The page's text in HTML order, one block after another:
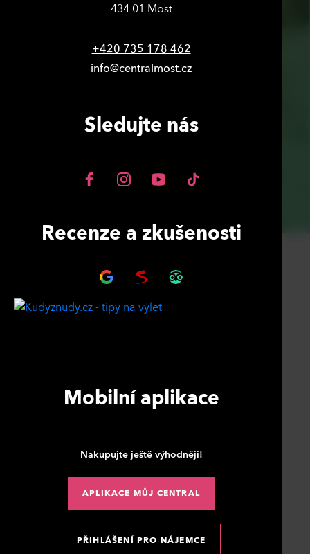
434 01 Most
+420 735 178 462
info@centralmost.cz
Sledujte nás
Recenze a zkušenosti
Mobilní aplikace
Nakupujte ještě výhodněji!
APLIKACE MŮJ CENTRAL
PŘIHLÁŠENÍ PRO NÁJEMCE